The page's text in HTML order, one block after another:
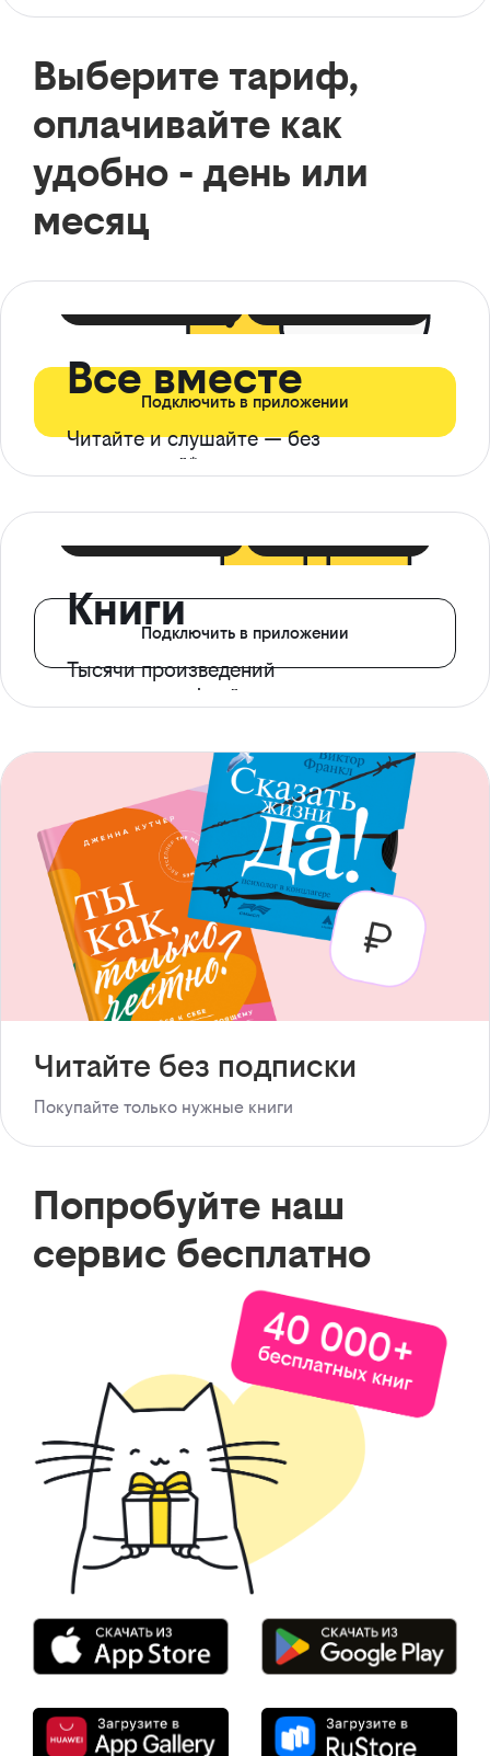
Выберите тариф,
оплачивайте как
удобно - день или
месяц
Все вместе
Читайте и слушайте — без
ограничений*
Подключить в приложении
Книги
Тысячи произведений
с доступом офлайн
Подключить в приложении
Читайте без подписки
Покупайте только нужные книги
Попробуйте наш
сервис бесплатно